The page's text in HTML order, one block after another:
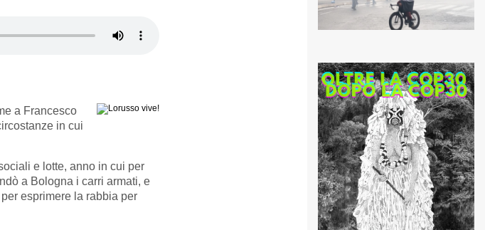
a Francesco
in cui
e lotte, anno in cui per
a Bologna i carri armati, e
esprimere la rabbia per